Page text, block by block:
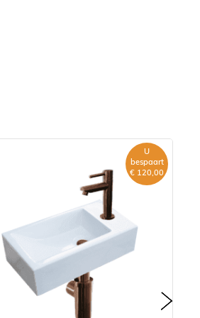
U
bespaart
€ 120,00